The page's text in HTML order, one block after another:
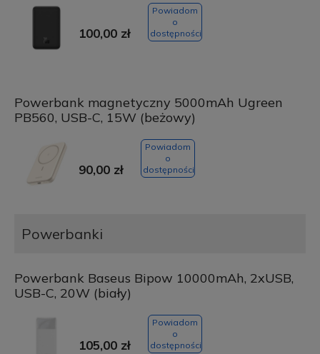
100,00 zł
Powiadom
o
dostępności
Powerbank magnetyczny 5000mAh Ugreen
PB560, USB-C, 15W (beżowy)
90,00 zł
Powiadom
o
dostępności
Powerbanki
Powerbank Baseus Bipow 10000mAh, 2xUSB,
USB-C, 20W (biały)
105,00 zł
Powiadom
o
dostępności